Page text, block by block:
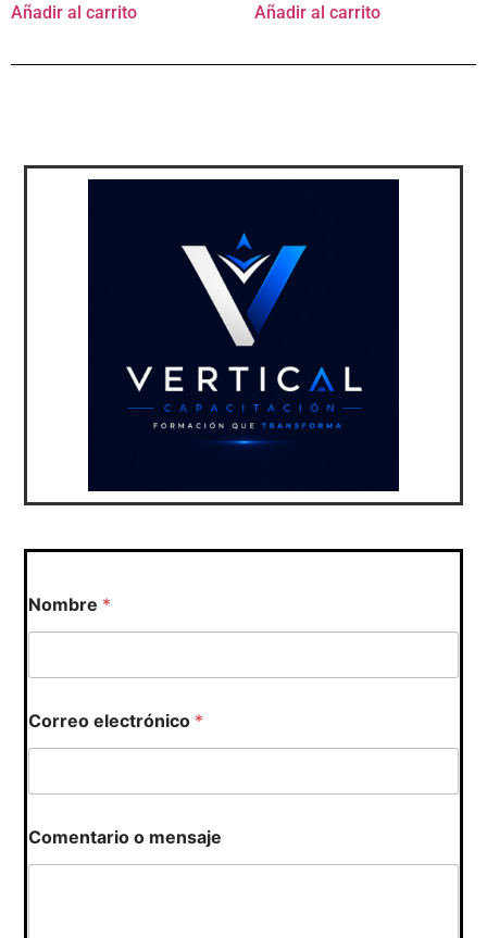
Añadir al carrito Añadir al carrito
Nombre *
l
e
t
ó
n
i
Correo electrónico *
Comentario o mensaje